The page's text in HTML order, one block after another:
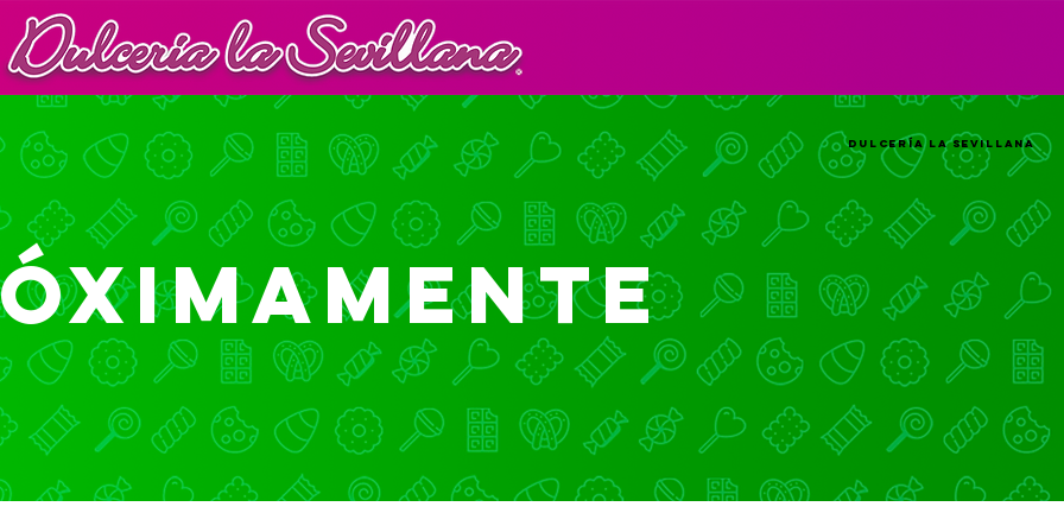
Iniciar sesión
Dulcería La Sevillana